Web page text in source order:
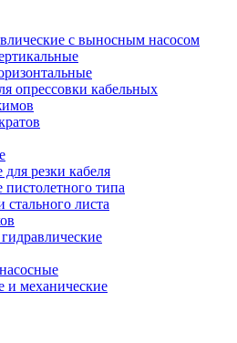
с выносным насосом
опрессовки кабельных
резки кабеля
типа
листа
и механические